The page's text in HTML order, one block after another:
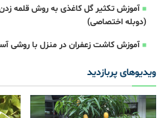
آموزش تکثیر گل کاغذی به روش قلمه
(دوبله اختصاصی)
آموزش کاشت زعفران در منزل با روشی
ویدیوهای پربازدید